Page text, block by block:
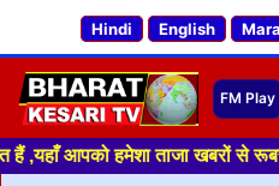
Hindi English
आपको हमेशा ताजा खबरों से रूबरू